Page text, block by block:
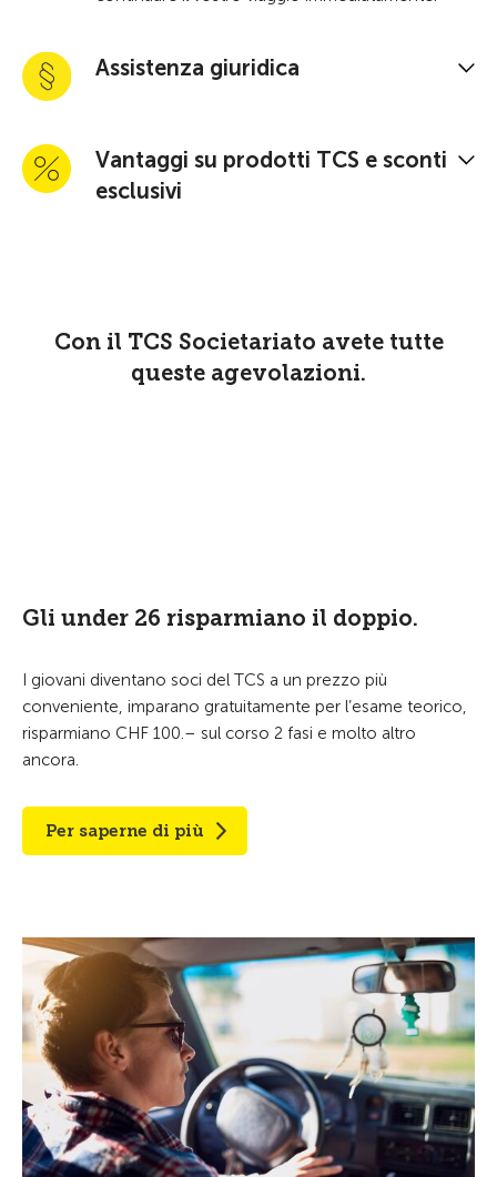
Assistenza giuridica
Vantaggi su prodotti TCS e sconti
esclusivi
Con il TCS Societariato avete tutte
queste agevolazioni.
Gli under 26 risparmiano il doppio.
I giovani diventano soci del TCS a un prezzo più
conveniente, imparano gratuitamente per l’esame teorico,
risparmiano CHF 100.– sul corso 2 fasi e molto altro
ancora.
Per saperne di più